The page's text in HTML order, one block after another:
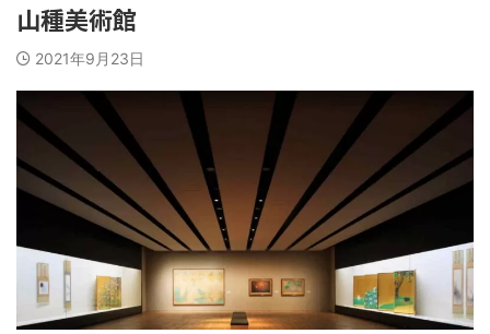
山種美術館
2021年9月23日